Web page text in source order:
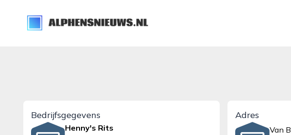
alphensnieuws.nl
Bedrijfsgegevens
Henny's Rits
Adres
Van